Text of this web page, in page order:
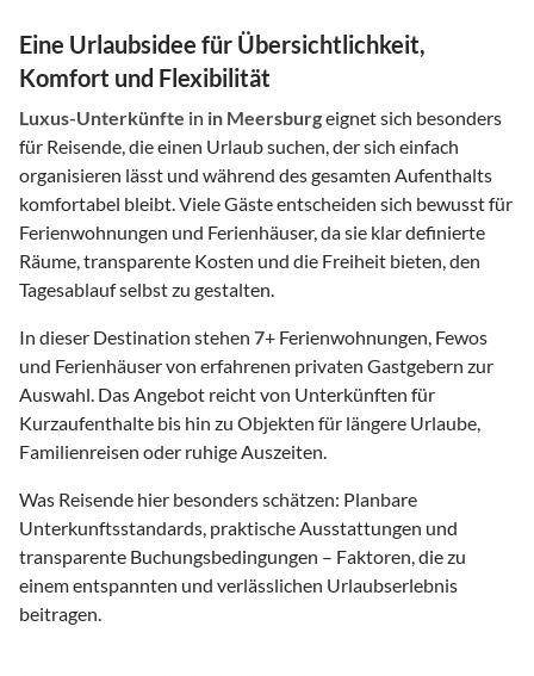
Eine Urlaubsidee für Übersichtlichkeit,
Komfort und Flexibilität
Luxus-Unterkünfte in in Meersburgeignet sich besonders
für Reisende, die einen Urlaub suchen, der sich einfach
organisieren lässt und während des gesamten Aufenthalts
komfortabel bleibt. Viele Gäste entscheiden sich bewusst für
Ferienwohnungen und Ferienhäuser, da sie klar definierte
Räume, transparente Kosten und die Freiheit bieten, den
Tagesablauf selbst zu gestalten.
In dieser Destination stehen 7+ Ferienwohnungen, Fewos
und Ferienhäuser von erfahrenen privaten Gastgebern zur
Auswahl. Das Angebot reicht von Unterkünften für
Kurzaufenthalte bis hin zu Objekten für längere Urlaube,
Familienreisen oder ruhige Auszeiten.
Was Reisende hier besonders schätzen: Planbare
Unterkunftsstandards, praktische Ausstattungen und
transparente Buchungsbedingungen – Faktoren, die zu
einem entspannten und verlässlichen Urlaubserlebnis
beitragen.